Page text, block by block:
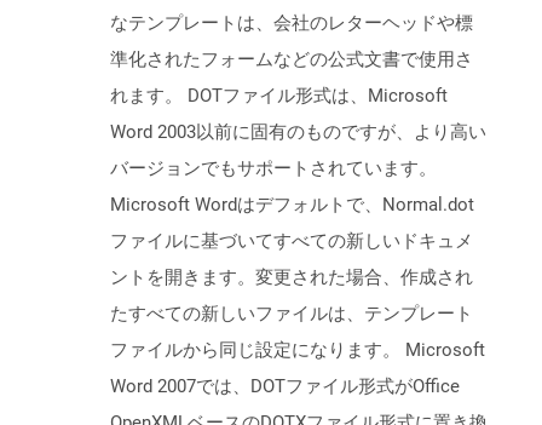
なテンプレートは、会社のレターヘッドや標
準化されたフォームなどの公式文書で使用さ
れます。 DOTファイル形式は、Microsoft
Word 2003以前に固有のものですが、より高い
バージョンでもサポートされています。
Microsoft Wordはデフォルトで、Normal.dot
ファイルに基づいてすべての新しいドキュメ
ントを開きます。変更された場合、作成され
たすべての新しいファイルは、テンプレート
ファイルから同じ設定になります。 Microsoft
Word 2007では、DOTファイル形式がOffice